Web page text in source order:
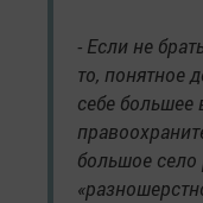
- Если не
то, понятное
себе большее
большое